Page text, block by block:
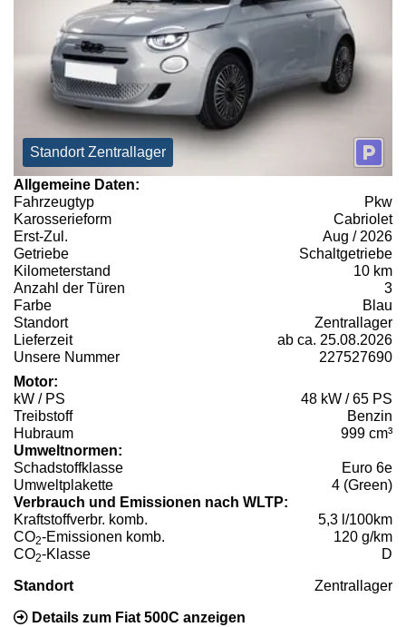
Standort Zentrallager
Allgemeine Daten:
Fahrzeugtyp
Pkw
Karosserieform
Cabriolet
Erst-Zul.
Aug / 2026
Getriebe
Schaltgetriebe
Kilometerstand
10 km
Anzahl der Türen
3
Farbe
Blau
Standort
Zentrallager
Lieferzeit
ab ca. 25.08.2026
Unsere Nummer
227527690
Motor:
kW / PS
48 kW / 65 PS
Treibstoff
Benzin
Hubraum
999 cm³
Umweltnormen:
Schadstoffklasse
Euro 6e
Umweltplakette
4 (Green)
Verbrauch und Emissionen nach WLTP:
Kraftstoffverbr. komb.
5,3 l/100km
CO2-Emissionen komb.
120 g/km
CO2-Klasse D
Standort Zentrallager
Details zum Fiat 500C anzeigen